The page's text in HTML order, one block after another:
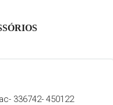
336742- 450122